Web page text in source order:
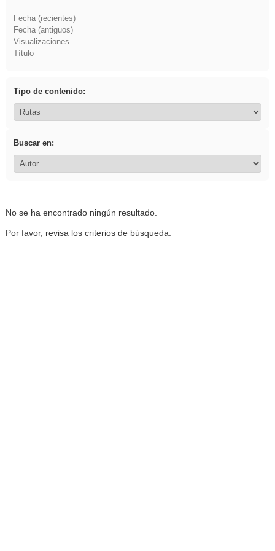
Fecha (recientes)
Fecha (antiguos)
Visualizaciones
Título
Tipo de contenido:
Buscar en:
No se ha encontrado ningún resultado.
Por favor, revisa los criterios de búsqueda.